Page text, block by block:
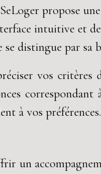
propose
intuitive et
distingue par sa
vos
à vos préférences.
un